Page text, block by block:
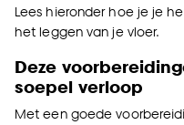
Lees hieronder hoe je je
het leggen van je vloer.
Deze
soepel verloop
Met een goede